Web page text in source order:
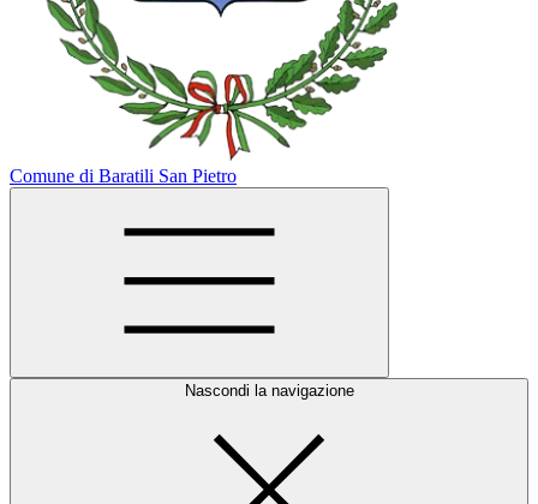
Comune di Baratili San Pietro
Nascondi la navigazione